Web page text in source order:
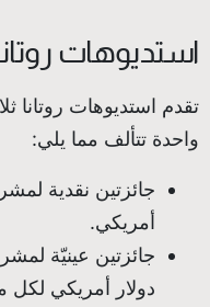
استديوهات
تقدم استديوهات روتانا
واحدة تتألف مما يلي:
أمريكي.
دولار أمريكي